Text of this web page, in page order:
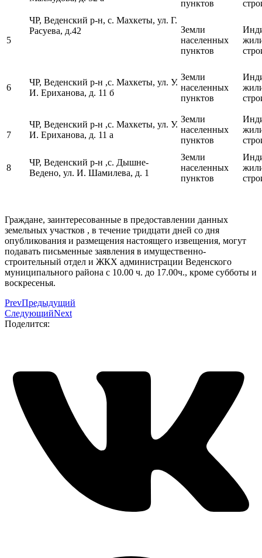
пунктов
5
ЧР, Веденский р-н, с. Махкеты, ул. Г.
Расуева, д.42
Земли
населенных
пунктов
6
ЧР, Веденский р-н ,с. Махкеты, ул. У.
И. Ериханова, д. 11 б
Земли
населенных
пунктов
7
ЧР, Веденский р-н ,с. Махкеты, ул. У.
И. Ериханова, д. 11 а
Земли
населенных
пунктов
8
ЧР, Веденский р-н ,с. Дышне-
Ведено, ул. И. Шамилева, д. 1
Земли
населенных
пунктов
Граждане, заинтересованные в предоставлении данных
земельных участков , в течение тридцати дней со дня
опубликования и размещения настоящего извещения, могут
подавать письменные заявления в имущественно-
строительный отдел и ЖКХ администрации Веденского
муниципального района с 10.00 ч. до 17.00ч., кроме субботы и
воскресенья.
PrevПредыдущий
СледующийNext
Поделится: